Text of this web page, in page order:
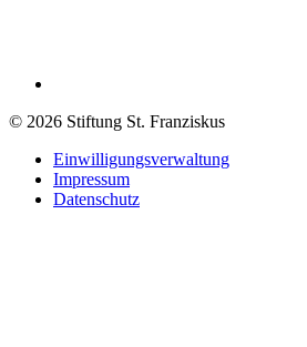
© 2026 Stiftung St. Franziskus
Einwilligungsverwaltung
Impressum
Datenschutz